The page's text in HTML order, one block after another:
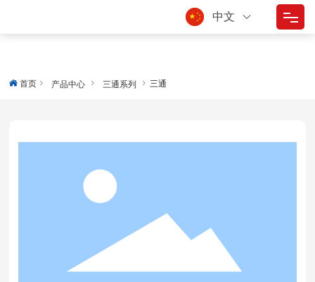
走进东方
中文
首页 产品中心 三通系列 三通